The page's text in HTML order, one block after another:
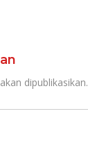
dipublikasikan.